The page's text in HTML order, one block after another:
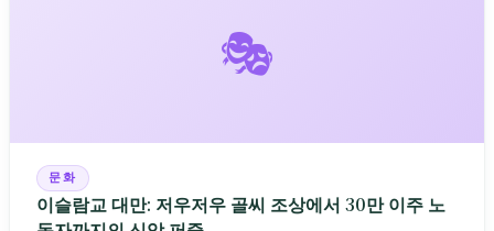
🎭
문화
이슬람교 대만: 저우저우 골씨 조상에서 30만 이주 노